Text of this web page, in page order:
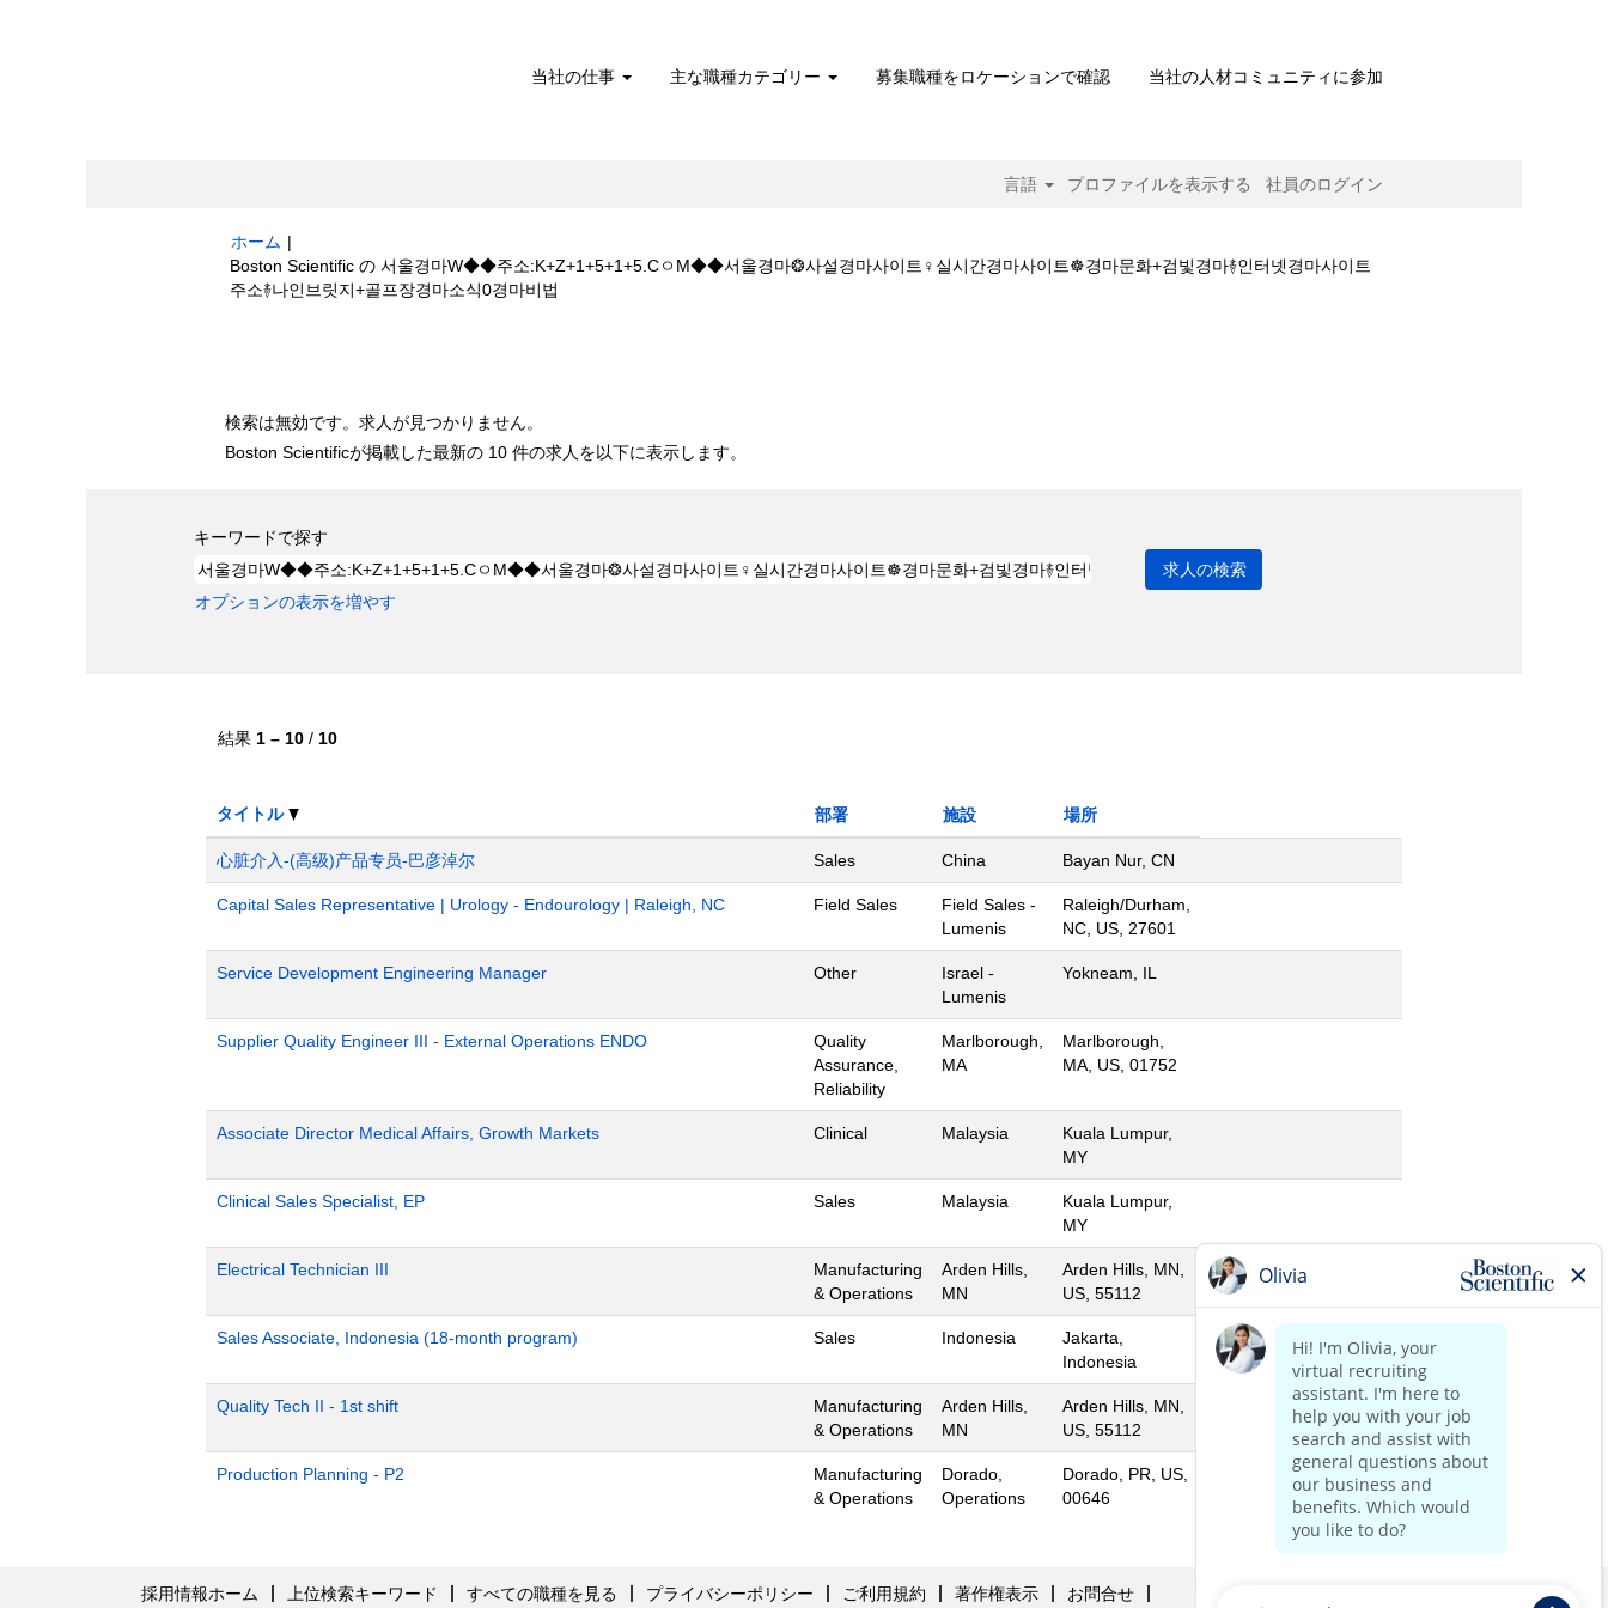
当社の仕事 主な職種カテゴリー 募集職種をロケーションで確認 当社の人材コミュニティに参加
言語 プロファイルを表示する 社員のログイン
ホーム |
Boston Scientific の 서울경마W◆◆주소:K+Z+1+5+1+5.CㅇM◆◆서울경마❂사설경마사이트♀실시간경마사이트☸경마문화+검빛경마࿈인터넷경마사이트
주소࿈나인브릿지+골프장경마소식0경마비법
検索は無効です。求人が見つかりません。
Boston Scientificが掲載した最新の 10 件の求人を以下に表示します。
キーワードで探す
オプションの表示を増やす
結果 1 – 10 / 10
タイトル 部署 施設 場所
心脏介入-(高级)产品专员-巴彦淖尔 Sales China Bayan Nur, CN
Capital Sales Representative | Urology - Endourology | Raleigh, NC Field Sales
Field Sales -
Lumenis
Raleigh/Durham,
NC, US, 27601
Service Development Engineering Manager Other
Israel -
Lumenis
Yokneam, IL
Supplier Quality Engineer III - External Operations ENDO
Quality
Assurance,
Reliability
Marlborough,
MA
Marlborough,
MA, US, 01752
Associate Director Medical Affairs, Growth Markets Clinical Malaysia
Kuala Lumpur,
MY
Clinical Sales Specialist, EP Sales Malaysia
Kuala Lumpur,
MY
Electrical Technician III
Manufacturing
& Operations
Arden Hills,
MN
Arden Hills, MN,
US, 55112
Sales Associate, Indonesia (18-month program) Sales Indonesia
Jakarta,
Indonesia
Quality Tech II - 1st shift
Manufacturing
& Operations
Arden Hills,
MN
Arden Hills, MN,
US, 55112
Production Planning - P2
Manufacturing
& Operations
Dorado,
Operations
Dorado, PR, US,
00646
採用情報ホーム 上位検索キーワード すべての職種を見る プライバシーポリシー ご利用規約 著作権表示
お問合せ